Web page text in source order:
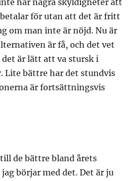
har några skyldigheter att
för utan att det är fritt
om man inte är nöjd. Nu är
är få, och det vet
det är lätt att va stursk i
Lite bättre har det stundvis
är fortsättningsvis
de bättre bland årets
börjar med det. Det är ju